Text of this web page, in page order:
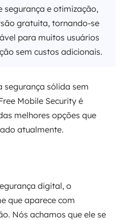
segurança e otimização,
gratuita, tornando-se
para muitos usuários
sem custos adicionais.
segurança sólida sem
Mobile Security é
melhores opções que
atualmente.
digital, o
que aparece com
Nós achamos que ele se